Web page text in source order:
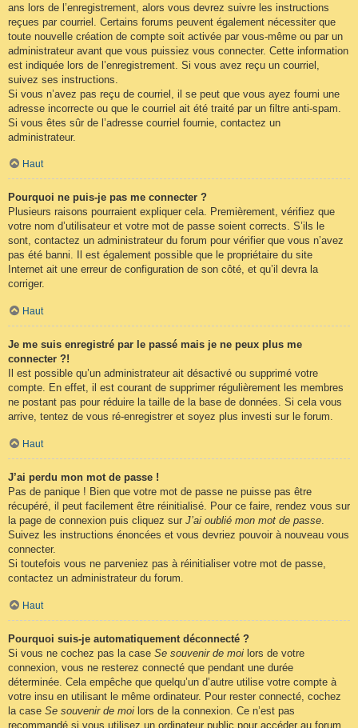
ans lors de l’enregistrement, alors vous devrez suivre les instructions
reçues par courriel. Certains forums peuvent également nécessiter que
toute nouvelle création de compte soit activée par vous-même ou par un
administrateur avant que vous puissiez vous connecter. Cette information
est indiquée lors de l’enregistrement. Si vous avez reçu un courriel,
suivez ses instructions.
Si vous n’avez pas reçu de courriel, il se peut que vous ayez fourni une
adresse incorrecte ou que le courriel ait été traité par un filtre anti-spam.
Si vous êtes sûr de l’adresse courriel fournie, contactez un
administrateur.
Haut
Pourquoi ne puis-je pas me connecter ?
Plusieurs raisons pourraient expliquer cela. Premièrement, vérifiez que
votre nom d’utilisateur et votre mot de passe soient corrects. S’ils le
sont, contactez un administrateur du forum pour vérifier que vous n’avez
pas été banni. Il est également possible que le propriétaire du site
Internet ait une erreur de configuration de son côté, et qu’il devra la
corriger.
Haut
Je me suis enregistré par le passé mais je ne peux plus me
connecter ?!
Il est possible qu’un administrateur ait désactivé ou supprimé votre
compte. En effet, il est courant de supprimer régulièrement les membres
ne postant pas pour réduire la taille de la base de données. Si cela vous
arrive, tentez de vous ré-enregistrer et soyez plus investi sur le forum.
Haut
J’ai perdu mon mot de passe !
Pas de panique ! Bien que votre mot de passe ne puisse pas être
récupéré, il peut facilement être réinitialisé. Pour ce faire, rendez vous sur
la page de connexion puis cliquez sur J’ai oublié mon mot de passe.
Suivez les instructions énoncées et vous devriez pouvoir à nouveau vous
connecter.
Si toutefois vous ne parveniez pas à réinitialiser votre mot de passe,
contactez un administrateur du forum.
Haut
Pourquoi suis-je automatiquement déconnecté ?
Si vous ne cochez pas la case Se souvenir de moi lors de votre
connexion, vous ne resterez connecté que pendant une durée
déterminée. Cela empêche que quelqu’un d’autre utilise votre compte à
votre insu en utilisant le même ordinateur. Pour rester connecté, cochez
la case Se souvenir de moi lors de la connexion. Ce n’est pas
recommandé si vous utilisez un ordinateur public pour accéder au forum